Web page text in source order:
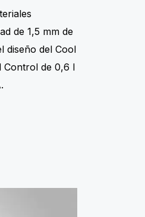
de 1,5 mm de
diseño del Cool
Control de 0,6 l